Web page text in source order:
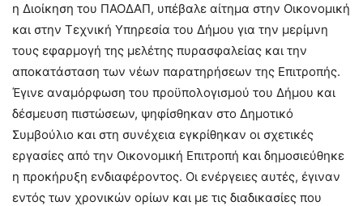
η Διοίκηση του ΠΑΟΔΑΠ, υπέβαλε αίτημα στην Οικονομική
και στην Τεχνική Υπηρεσία του Δήμου για την μερίμνη
τους εφαρμογή της μελέτης πυρασφαλείας και την
αποκατάσταση των νέων παρατηρήσεων της Επιτροπής.
Έγινε αναμόρφωση του προϋπολογισμού του Δήμου και
δέσμευση πιστώσεων, ψηφίσθηκαν στο Δημοτικό
Συμβούλιο και στη συνέχεια εγκρίθηκαν οι σχετικές
εργασίες από την Οικονομική Επιτροπή και δημοσιεύθηκε
η προκήρυξη ενδιαφέροντος. Οι ενέργειες αυτές, έγιναν
εντός των χρονικών ορίων και με τις διαδικασίες που